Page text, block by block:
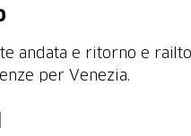
andata e ritorno e
per Venezia.